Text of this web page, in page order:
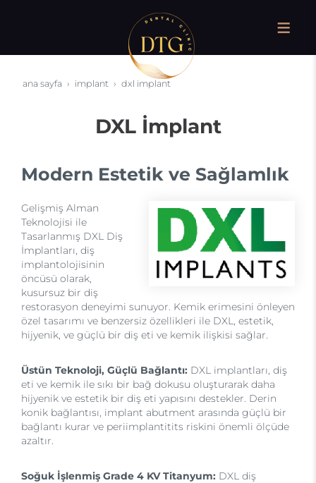
ana sayfa i̇mplant dxl i̇mplant
DXL İmplant
Modern Estetik ve Sağlamlık
Gelişmiş Alman
Teknolojisi ile
Tasarlanmış DXL Diş
İmplantları, diş
implantolojisinin
öncüsü olarak,
kusursuz bir diş
restorasyon deneyimi sunuyor. Kemik erimesini önleyen
özel tasarımı ve benzersiz özellikleri ile DXL, estetik,
hijyenik, ve güçlü bir diş eti ve kemik ilişkisi sağlar.
Üstün Teknoloji, Güçlü Bağlantı: DXL implantları, diş
eti ve kemik ile sıkı bir bağ dokusu oluşturarak daha
hijyenik ve estetik bir diş eti yapısını destekler. Derin
konik bağlantısı, implant abutment arasında güçlü bir
bağlantı kurar ve periimplantitits riskini önemli ölçüde
azaltır.
Soğuk İşlenmiş Grade 4 KV Titanyum: DXL diş